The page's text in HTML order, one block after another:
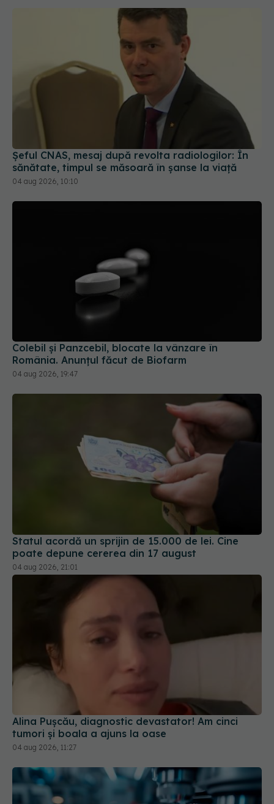
Șeful CNAS, mesaj după revolta radiologilor: În
sănătate, timpul se măsoară în șanse la viață
04 aug 2026, 10:10
Colebil și Panzcebil, blocate la vânzare în
România. Anunțul făcut de Biofarm
04 aug 2026, 19:47
Statul acordă un sprijin de 15.000 de lei. Cine
poate depune cererea din 17 august
04 aug 2026, 21:01
Alina Pușcău, diagnostic devastator! Am cinci
tumori și boala a ajuns la oase
04 aug 2026, 11:27